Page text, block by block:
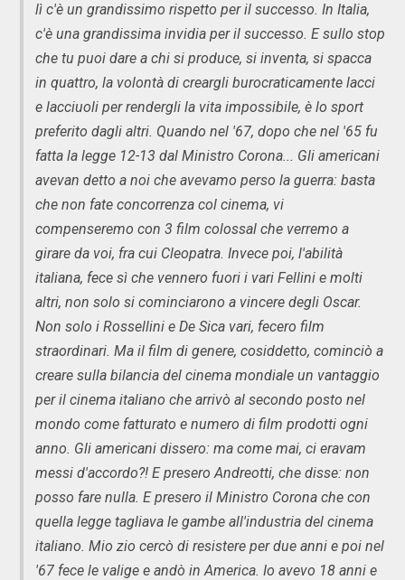
lì c'è un grandissimo rispetto per il successo. In Italia,
c'è una grandissima invidia per il successo. E sullo stop
che tu puoi dare a chi si produce, si inventa, si spacca
in quattro, la volontà di creargli burocraticamente lacci
e lacciuoli per rendergli la vita impossibile, è lo sport
preferito dagli altri. Quando nel '67, dopo che nel '65 fu
fatta la legge 12-13 dal Ministro Corona... Gli americani
avevan detto a noi che avevamo perso la guerra: basta
che non fate concorrenza col cinema, vi
compenseremo con 3 film colossal che verremo a
girare da voi, fra cui Cleopatra. Invece poi, l'abilità
italiana, fece sì che vennero fuori i vari Fellini e molti
altri, non solo si cominciarono a vincere degli Oscar.
Non solo i Rossellini e De Sica vari, fecero film
straordinari. Ma il film di genere, cosiddetto, cominciò a
creare sulla bilancia del cinema mondiale un vantaggio
per il cinema italiano che arrivò al secondo posto nel
mondo come fatturato e numero di film prodotti ogni
anno. Gli americani dissero: ma come mai, ci eravam
messi d'accordo?! E presero Andreotti, che disse: non
posso fare nulla. E presero il Ministro Corona che con
quella legge tagliava le gambe all'industria del cinema
italiano. Mio zio cercò di resistere per due anni e poi nel
'67 fece le valige e andò in America. Io avevo 18 anni e